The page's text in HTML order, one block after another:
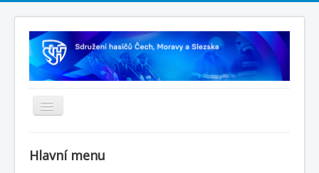
Rejstřík sportu
Hlavní menu